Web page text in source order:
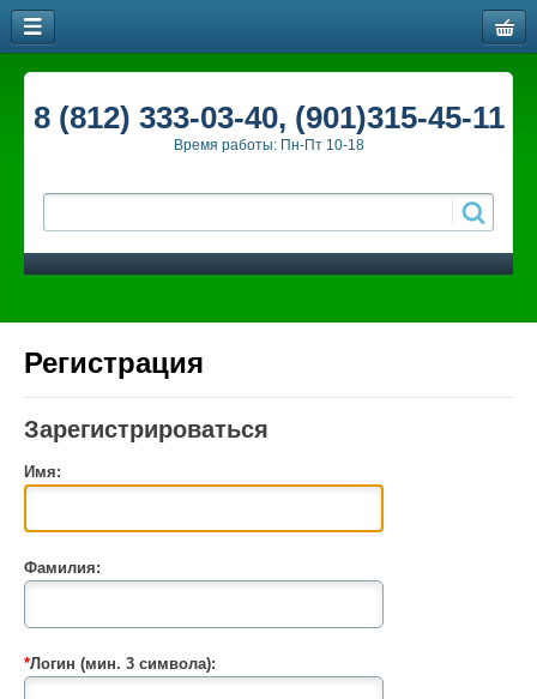
8 (812) 333-03-40, (901)315-45-11
Время работы: Пн-Пт 10-18
Регистрация
Зарегистрироваться
Имя:
Фамилия:
*Логин (мин. 3 символа):